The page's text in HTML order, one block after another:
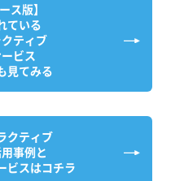
ス版】
ている
ティブ
ビス
見てみる
クティブ
事例と
ビスはコチラ